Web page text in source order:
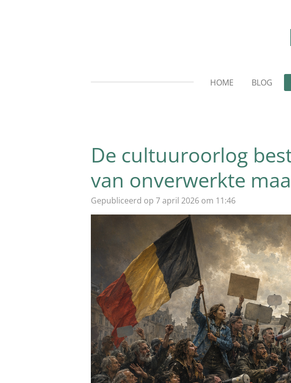
HOME BLOG
De cultuuroorlog
van onverwerkte
Gepubliceerd op 7 april 2026 om 11:46